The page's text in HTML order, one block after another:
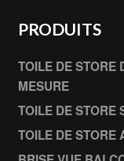
PRODUITS
TOILE DE STORE
MESURE
TOILE DE STORE
TOILE DE STORE